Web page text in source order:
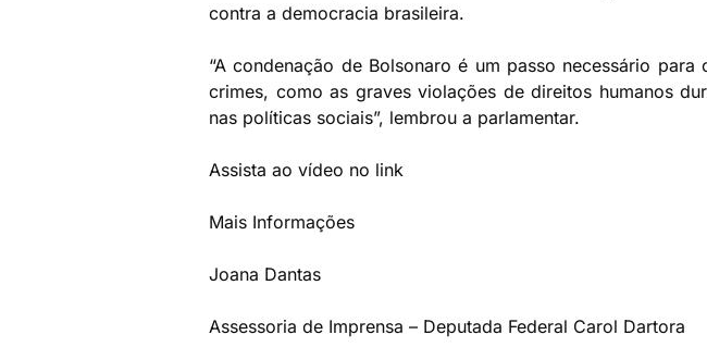
contra a democracia brasileira.
“A condenação de Bolsonaro é um passo necessário
crimes, como as graves violações de direitos humanos
nas políticas sociais”, lembrou a parlamentar.
Assista ao vídeo no link
Mais Informações
Joana Dantas
Assessoria de Imprensa – Deputada Federal Carol Dartora